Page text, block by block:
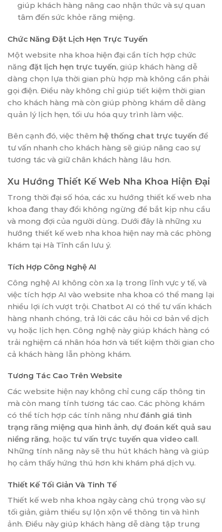
giúp khách hàng nâng cao nhận thức và sự quan
tâm đến sức khỏe răng miệng.
Chức Năng Đặt Lịch Hẹn Trực Tuyến
Một website nha khoa hiện đại cần tích hợp chức
năng đặt lịch hẹn trực tuyến, giúp khách hàng dễ
dàng chọn lựa thời gian phù hợp mà không cần phải
gọi điện. Điều này không chỉ giúp tiết kiệm thời gian
cho khách hàng mà còn giúp phòng khám dễ dàng
quản lý lịch hẹn, tối ưu hóa quy trình làm việc.
Bên cạnh đó, việc thêm hệ thống chat trực tuyến để
tư vấn nhanh cho khách hàng sẽ giúp nâng cao sự
tương tác và giữ chân khách hàng lâu hơn.
Xu Hướng Thiết Kế Web Nha Khoa Hiện Đại
Trong thời đại số hóa, các xu hướng thiết kế web nha
khoa đang thay đổi không ngừng để bắt kịp nhu cầu
và mong đợi của người dùng. Dưới đây là những xu
hướng thiết kế web nha khoa hiện nay mà các phòng
khám tại Hà Tĩnh cần lưu ý.
Tích Hợp Công Nghệ AI
Công nghệ AI không còn xa lạ trong lĩnh vực y tế, và
việc tích hợp AI vào website nha khoa có thể mang lại
nhiều lợi ích vượt trội. Chatbot AI có thể tư vấn khách
hàng nhanh chóng, trả lời các câu hỏi cơ bản về dịch
vụ hoặc lịch hẹn. Công nghệ này giúp khách hàng có
trải nghiệm cá nhân hóa hơn và tiết kiệm thời gian cho
cả khách hàng lẫn phòng khám.
Tương Tác Cao Trên Website
Các website hiện nay không chỉ cung cấp thông tin
mà còn mang tính tương tác cao. Các phòng khám
có thể tích hợp các tính năng như đánh giá tình
trạng răng miệng qua hình ảnh, dự đoán kết quả sau
niềng răng, hoặc tư vấn trực tuyến qua video call.
Những tính năng này sẽ thu hút khách hàng và giúp
họ cảm thấy hứng thú hơn khi khám phá dịch vụ.
Thiết Kế Tối Giản Và Tinh Tế
Thiết kế web nha khoa ngày càng chú trọng vào sự
tối giản, giảm thiểu sự lộn xộn về thông tin và hình
ảnh. Điều này giúp khách hàng dễ dàng tập trung